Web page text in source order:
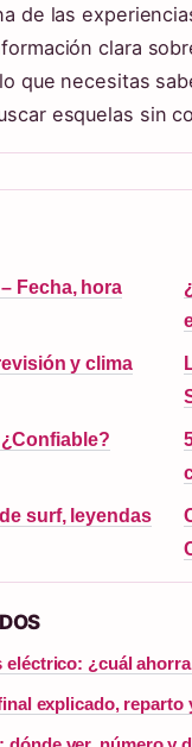
de las
clara
que necesitas
esquelas sin
Fecha, hora
y clima
surf, leyendas
eléctrico: ¿cuál
explicado, reparto